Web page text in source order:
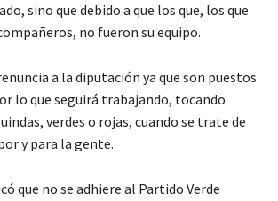
sino que debido a que los que, los que
no fueron su equipo.
a la diputación ya que son puestos
lo que seguirá trabajando, tocando
verdes o rojas, cuando se trate de
y para la gente.
que no se adhiere al Partido Verde